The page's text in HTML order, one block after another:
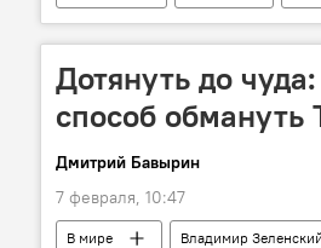
Дотянуть до
способ обмануть
Дмитрий Бавырин
7 февраля, 10:47
В мире Владимир